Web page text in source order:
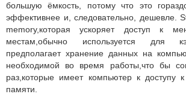
большую ёмкость, потому что это
эффективнее и, следовательно, дешевле.
memory,которая ускоряет доступ к
местам,обычно используется для
предполагает хранение данных на
необходимой во время работы,что бы
раз,которые имеет компьютер к доступу
памяти.